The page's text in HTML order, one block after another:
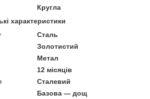
Кругла
характеристики
Сталь
Золотистий
Метал
12 місяців
Сталевий
Базова — дощ